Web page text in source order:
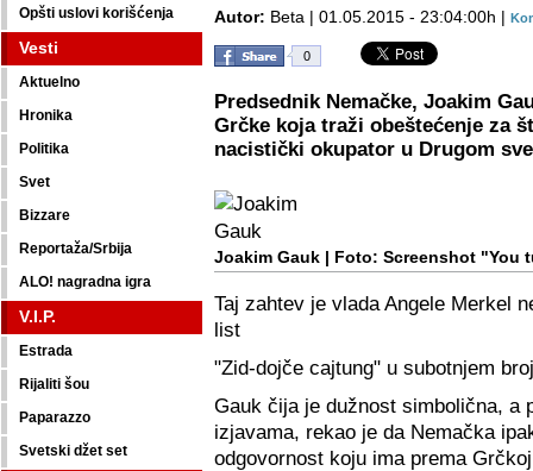
Opšti uslovi korišćenja
Vesti
Aktuelno
Hronika
Politika
Svet
Bizzare
Reportaža/Srbija
ALO! nagradna igra
V.I.P.
Estrada
Rijaliti šou
Paparazzo
Svetski džet set
Autor: Beta | 01.05.2015 - 23:04:00h |
0
Predsednik Nemačke, Joakim
Grčke koja traži obeštećenje za
nacistički okupator u Drugom
Joakim Gauk | Foto: Screenshot "You
Taj zahtev je vlada Angele Merkel
list
"Zid-dojče cajtung" u subotnjem
Gauk čija je dužnost simbolična, a
izjavama, rekao je da Nemačka
odgovornost koju ima prema